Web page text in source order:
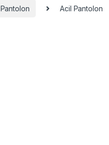
Pantolon Acil Pantolon